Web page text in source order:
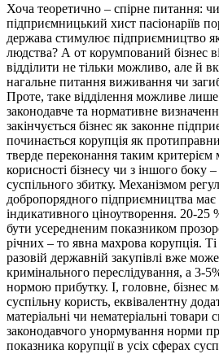
Хоча теоретично – спірне питання: чи
підприємницький хист пасіонаріїв
держава стимулює підприємництво
людства? А от корумпований бізнес
відділити не тільки можливо, але й
нагальне питання виживання чи
Проте, таке відділення можливе
законодавче та нормативне
закінчується бізнес як законне
починається корупція як
тверде переконання таким критерієм
корисності бізнесу чи з іншого боку
суспільного збитку. Механізмом
добропорядного підприємництва
індикативного ціноутворення. 20-25
бути усередненим показником
річних – то явна махрова корупція.
разовій державній закупівлі вже
кримінального переслідування, а 3-
нормою прибутку. І, головне, бізнес
суспільну користь, еквівалентну
матеріальні чи нематеріальні товари
законодавчого унормування норми
показника корупції в усіх сферах